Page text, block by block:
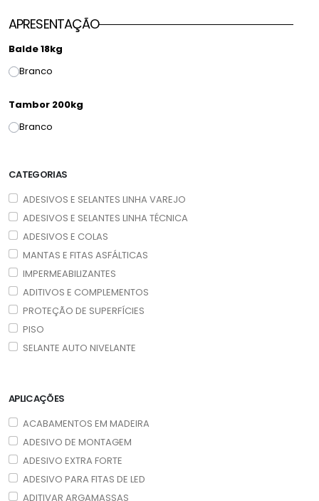
CATEGORIAS
ADESIVOS E SELANTES LINHA VAREJO
ADESIVOS E SELANTES LINHA TÉCNICA
ADESIVOS E COLAS
MANTAS E FITAS ASFÁLTICAS
IMPERMEABILIZANTES
ADITIVOS E COMPLEMENTOS
PROTEÇÃO DE SUPERFÍCIES
PISO
SELANTE AUTO NIVELANTE
APLICAÇÕES
ACABAMENTOS EM MADEIRA
ADESIVO DE MONTAGEM
ADESIVO EXTRA FORTE
ADESIVO PARA FITAS DE LED
ADITIVAR ARGAMASSAS
APRESENTAÇÃO
Balde 18kg
Branco
Tambor 200kg
Branco